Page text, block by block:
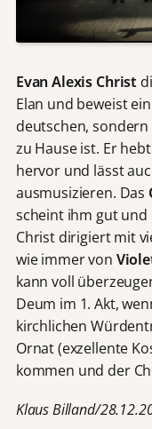
Evan Alexis Christ
Elan und beweist
deutschen,
zu Hause ist. Er
hervor und lässt
ausmusizieren. Das
scheint ihm gut
Christ dirigiert mit
wie immer von
kann voll
Deum im 1. Akt,
kirchlichen
Ornat (exzellente
kommen und der
Klaus Billand/